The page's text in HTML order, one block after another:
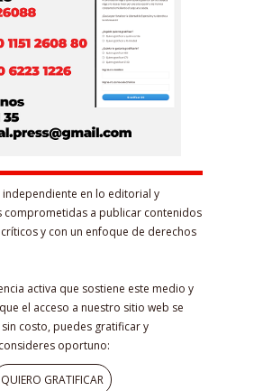
independiente en lo editorial y
comprometidas a publicar contenidos
y con un enfoque de derechos
activa que sostiene este medio y
el acceso a nuestro sitio web se
costo, puedes gratificar y
oportuno:
QUIERO GRATIFICAR